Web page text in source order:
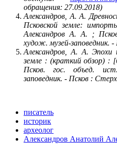
обращения: 27.09.2018)
Александров, А. А.
Псковской земле:
Александров А. А. ;
худож. музей-заповедник.
Александров, А. А. Эпохи
земле : (краткий обзор) :
Псков. гос. объед.
заповедник. - Псков :
писатель
историк
археолог
Александров Анатолий